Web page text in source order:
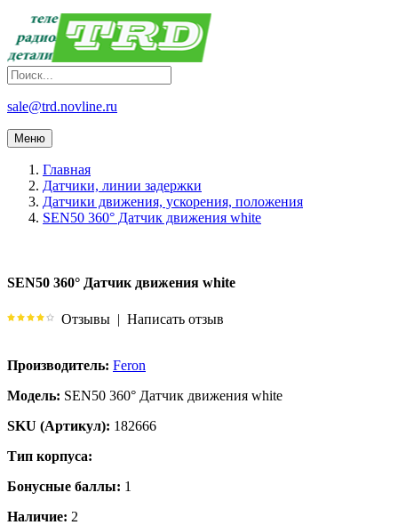
sale@trd.novline.ru
Меню
Главная
Датчики, линии задержки
Датчики движения, ускорения, положения
SEN50 360° Датчик движения white
SEN50 360° Датчик движения white
Отзывы | Написать отзыв
Производитель: Feron
Модель: SEN50 360° Датчик движения white
SKU (Артикул): 182666
Тип корпуса:
Бонусные баллы: 1
Наличие: 2